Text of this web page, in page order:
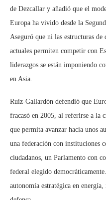
de Dezcallar y añadió que el
Europa ha vivido desde la
Aseguró que ni las estructuras
actuales permiten competir con
liderazgos se están imponiendo
en Asia.
Ruiz-Gallardón defendió que
fracasó en 2005, al referirse a la
que permita avanzar hacia unos
una federación con instituciones
ciudadanos, un Parlamento con
federal elegido
autonomía estratégica en